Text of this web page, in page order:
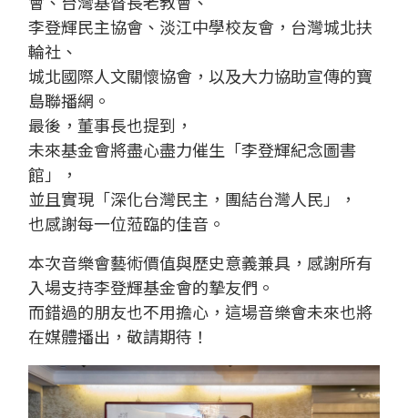
李登輝民主協會、淡江中學校友會，台灣城北扶
輪社、
城北國際人文關懷協會，以及大力協助宣傳的寶
島聯播網。
最後，董事長也提到，
未來基金會將盡心盡力催生「李登輝紀念圖書
館」，
並且實現「深化台灣民主，團結台灣人民」，
也感謝每一位蒞臨的佳音。
本次音樂會藝術價值與歷史意義兼具，感謝所有
入場支持李登輝基金會的摯友們。
而錯過的朋友也不用擔心，這場音樂會未來也將
在媒體播出，敬請期待！